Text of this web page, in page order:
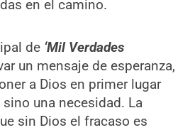
en el camino.
de ‘Mil Verdades
un mensaje de esperanza,
a Dios en primer lugar
una necesidad. La
sin Dios el fracaso es